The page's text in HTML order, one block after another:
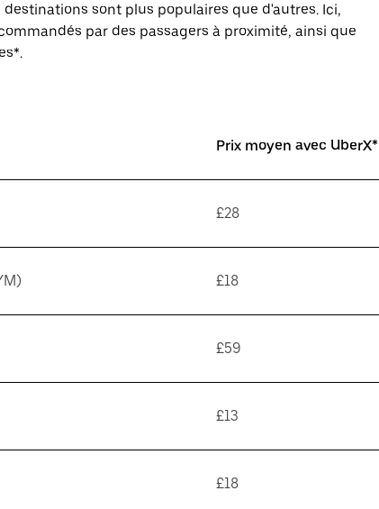
sont plus populaires que d'autres. Ici,
par des passagers à proximité, ainsi que
Prix moyen avec UberX*
£28
£18
£59
£13
£18